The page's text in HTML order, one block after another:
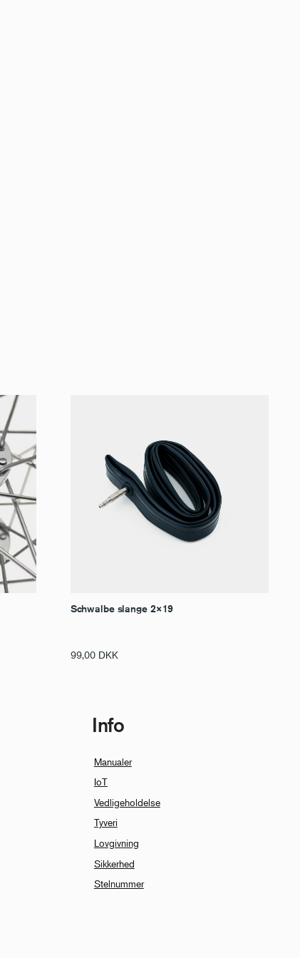
Schwalbe slange 2×19
99,00 DKK
Info
Manualer
IoT
Vedligeholdelse
Tyveri
Lovgivning
Sikkerhed
Stelnummer